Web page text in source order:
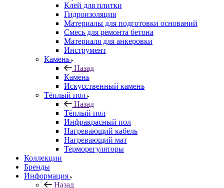
Клей для плитки
Гидроизоляция
Материалы для подготовки оснований
Смесь для ремонта бетона
Материаля для анкеровки
Инструмент
Камень
Назад
Камень
Искусственный камень
Тёплый пол
Назад
Тёплый пол
Инфракрасный пол
Нагревающий кабель
Нагревающий мат
Терморегуляторы
Коллекции
Бренды
Информация
Назад